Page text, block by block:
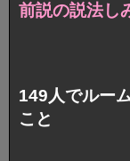
前説の説法
149人でルー
こと